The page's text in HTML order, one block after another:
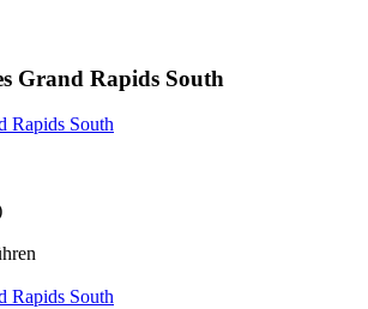
Grand Rapids South
Rapids South
Rapids South